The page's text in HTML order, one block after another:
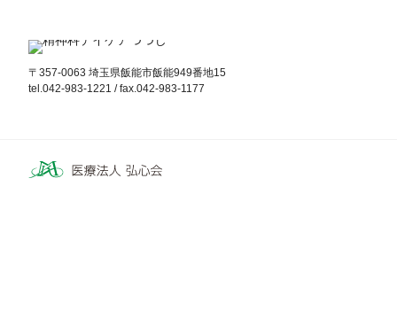
〒357-0063 埼玉県飯能市飯能949番地15
tel.042-983-1221 / fax.042-983-1177